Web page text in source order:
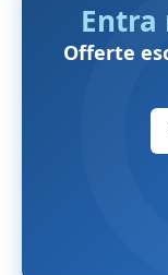
Entra
Offerte